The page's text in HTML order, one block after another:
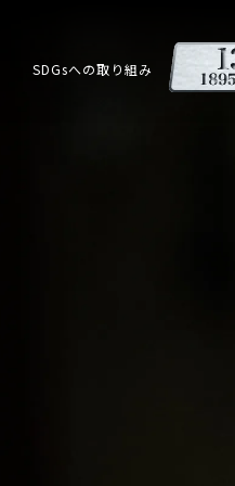
SDGsへの取り組み